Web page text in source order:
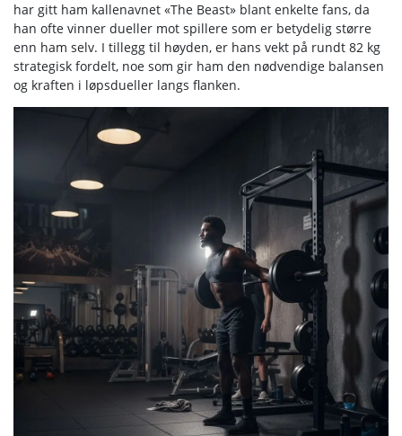
har gitt ham kallenavnet «The Beast» blant enkelte fans, da
han ofte vinner dueller mot spillere som er betydelig større
enn ham selv. I tillegg til høyden, er hans vekt på rundt 82 kg
strategisk fordelt, noe som gir ham den nødvendige balansen
og kraften i løpsdueller langs flanken.